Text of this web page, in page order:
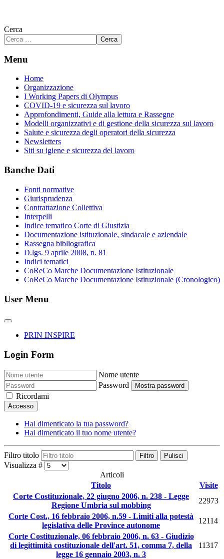
Cerca
Cerca
Menu
Home
Organizzazione
I Working Papers di Olympus
COVID-19 e sicurezza sul lavoro
Approfondimenti, Guide alla lettura e Rassegne
Modelli organizzativi e di gestione della sicurezza sul lavoro
Salute e sicurezza degli operatori della sicurezza
Newsletters
Siti su igiene e sicurezza del lavoro
Banche Dati
Fonti normative
Giurisprudenza
Contrattazione Collettiva
Interpelli
Indice tematico Corte di Giustizia
Documentazione istituzionale, sindacale e aziendale
Rassegna bibliografica
D.lgs. 9 aprile 2008, n. 81
Indici tematici
CoReCo Marche Documentazione Istituzionale
CoReCo Marche Documentazione Istituzionale (Cronologico)
User Menu
PRIN INSPIRE
Login Form
Nome utente
Password
Mostra password
Ricordami
Accesso
Hai dimenticato la tua password?
Hai dimenticato il tuo nome utente?
Filtro titolo Filtro Pulisci
Visualizza #
Articoli
Titolo
Visite
Corte Costituzionale, 22 giugno 2006, n. 238 - Legge
Regione Umbria sul mobbing
22973
Corte Cost., 16 febbraio 2006, n.59 - Limiti alla potestà
legislativa delle Province autonome
12114
Corte Costituzionale, 06 febbraio 2006, n. 63 - Giudizio
di legittimità costituzionale dell'art. 51, comma 7, della
legge 16 gennaio 2003, n. 3
11317